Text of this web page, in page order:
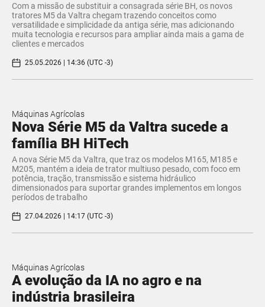
Com a missão de substituir a consagrada série BH, os novos
tratores M5 da Valtra chegam trazendo conceitos como
versatilidade e simplicidade da antiga série, mas adicionando
muita tecnologia e recursos para ampliar ainda mais a gama de
clientes e mercados
25.05.2026 | 14:36 (UTC -3)
Máquinas Agrícolas
Nova Série M5 da Valtra sucede a
família BH HiTech
A nova Série M5 da Valtra, que traz os modelos M165, M185 e
M205, mantém a ideia de trator multiuso pesado, com foco em
potência, tração, transmissão e sistema hidráulico
dimensionados para suportar grandes implementos em longos
períodos de trabalho
27.04.2026 | 14:17 (UTC -3)
Máquinas Agrícolas
A evolução da IA no agro e na
indústria brasileira